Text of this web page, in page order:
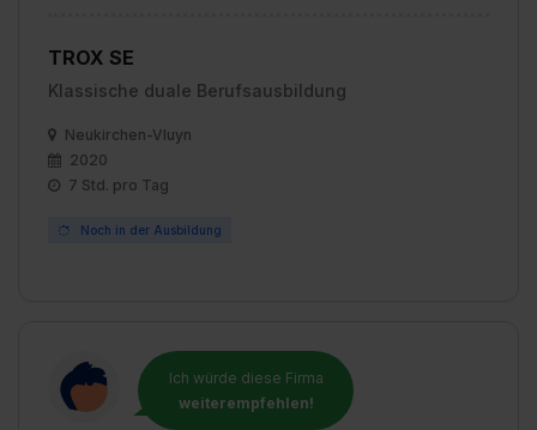
TROX SE
Klassische duale Berufsausbildung
Neukirchen-Vluyn
2020
7 Std. pro Tag
Noch in der Ausbildung
Ich würde diese Firma
weiterempfehlen!